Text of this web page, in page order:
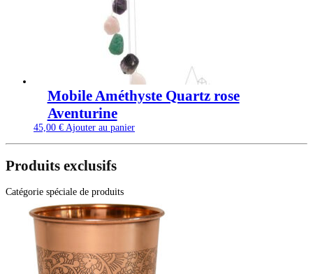
Mobile Améthyste Quartz rose
Aventurine
45,00 € Ajouter au panier
Produits exclusifs
Catégorie spéciale de produits